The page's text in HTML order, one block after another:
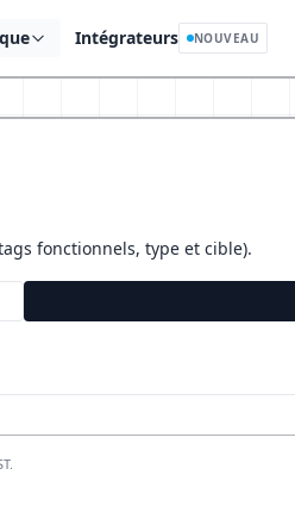
Intégrateurs NOUVEAU
fonctionnels, type et cible).